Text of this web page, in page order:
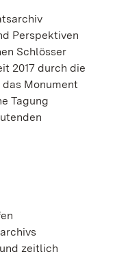
Perspektiven
Schlösser
2017 durch die
Monument
Tagung
zeitlich